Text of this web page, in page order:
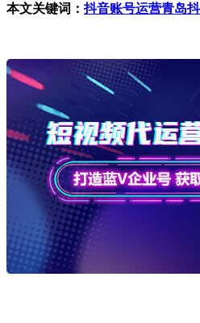
本文关键词：抖音账号运营青岛